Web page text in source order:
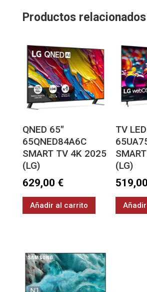
Productos relacionados
QNED 65″
65QNED84A6C
SMART TV 4K 2025
(LG)
629,00 €
Añadir al carrito
TV
(LG)
519,00